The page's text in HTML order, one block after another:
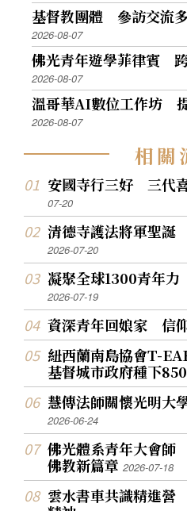
基督教團體 參訪交流
2026-08-07
佛光青年遊學菲律賓
2026-08-07
溫哥華AI數位工作坊
2026-08-07
相關
安國寺行三好 三代
07-20
清德寺護法將軍聖
2026-07-20
凝聚全球1300青年
2026-07-19
資深青年回娘家 信
紐西蘭南島協會T-
基督城市政府種下
慧傳法師關懷光明
2026-06-24
佛光體系青年大會
佛教新篇章2026-07-18
雲水書車共識精進